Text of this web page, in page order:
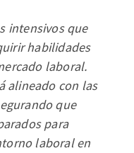
intensivos que
habilidades
laboral.
alineado con las
que
para
laboral en